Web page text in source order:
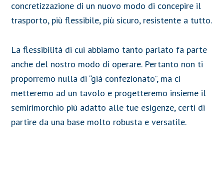
concretizzazione di un nuovo modo di concepire il
trasporto, più flessibile, più sicuro, resistente a tutto.
La flessibilità di cui abbiamo tanto parlato fa parte
anche del nostro modo di operare. Pertanto non ti
proporremo nulla di “già confezionato”, ma ci
metteremo ad un tavolo e progetteremo insieme il
semirimorchio più adatto alle tue esigenze, certi di
partire da una base molto robusta e versatile.